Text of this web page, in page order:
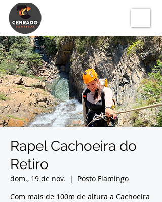
Rapel Cachoeira do
Retiro
dom., 19 de nov.
  |
Posto Flamingo
Com mais de 100m de altura a Cachoeira